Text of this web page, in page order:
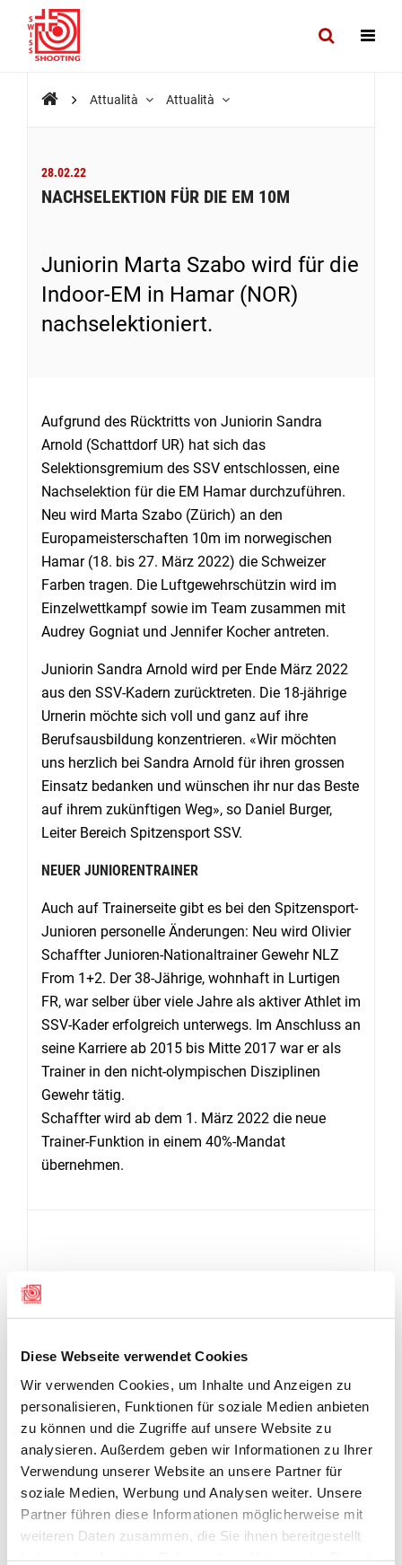
Diese Webseite verwendet Cookies
Wir verwenden Cookies, um Inhalte und Anzeigen zu
personalisieren, Funktionen für soziale Medien anbieten
zu können und die Zugriffe auf unsere Website zu
analysieren. Außerdem geben wir Informationen zu Ihrer
Verwendung unserer Website an unsere Partner für
soziale Medien, Werbung und Analysen weiter. Unsere
Partner führen diese Informationen möglicherweise mit
weiteren Daten zusammen, die Sie ihnen bereitgestellt
Attualità Attualità
28.02.22
NACHSELEKTION FÜR DIE EM 10M
Juniorin Marta Szabo wird für die
Indoor-EM in Hamar (NOR)
nachselektioniert.
Aufgrund des Rücktritts von Juniorin Sandra
Arnold (Schattdorf UR) hat sich das
Selektionsgremium des SSV entschlossen, eine
Nachselektion für die EM Hamar durchzuführen.
Neu wird Marta Szabo (Zürich) an den
Europameisterschaften 10m im norwegischen
Hamar (18. bis 27. März 2022) die Schweizer
Farben tragen. Die Luftgewehrschützin wird im
Einzelwettkampf sowie im Team zusammen mit
Audrey Gogniat und Jennifer Kocher antreten.
Juniorin Sandra Arnold wird per Ende März 2022
aus den SSV-Kadern zurücktreten. Die 18-jährige
Urnerin möchte sich voll und ganz auf ihre
Berufsausbildung konzentrieren. «Wir möchten
uns herzlich bei Sandra Arnold für ihren grossen
Einsatz bedanken und wünschen ihr nur das Beste
auf ihrem zukünftigen Weg», so Daniel Burger,
Leiter Bereich Spitzensport SSV.
NEUER JUNIORENTRAINER
Auch auf Trainerseite gibt es bei den Spitzensport-
Junioren personelle Änderungen: Neu wird Olivier
Schaffter Junioren-Nationaltrainer Gewehr NLZ
From 1+2. Der 38-Jährige, wohnhaft in Lurtigen
FR, war selber über viele Jahre als aktiver Athlet im
SSV-Kader erfolgreich unterwegs. Im Anschluss an
seine Karriere ab 2015 bis Mitte 2017 war er als
Trainer in den nicht-olympischen Disziplinen
Gewehr tätig.
Schaffter wird ab dem 1. März 2022 die neue
Trainer-Funktion in einem 40%-Mandat
übernehmen.